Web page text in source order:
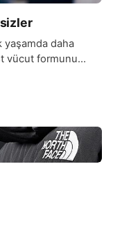
yaşamda daha
vücut formunu